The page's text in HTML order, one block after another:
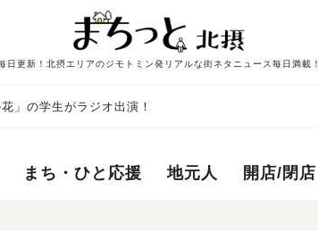
日更新！北摂エリアのジモトミン発リアルな街ネタニュース毎日満載！
」の学生がラジオ出演！
まち・ひと応援 地元人 開店/閉店